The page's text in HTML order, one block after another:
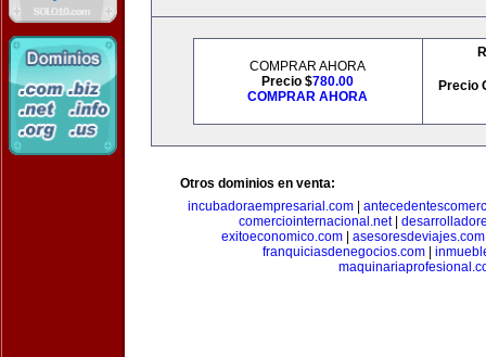
COMPRAR AHORA
Precio $780.00
COMPRAR AHORA
Precio
Otros dominios en venta:
incubadoraempresarial.com
comerciointernacional.net|
exitoeconomico.com| asesoresdeviajes.com
franquiciasdenegocios.com|